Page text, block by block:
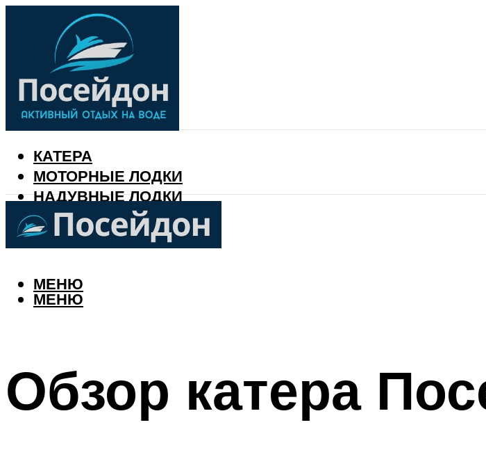
КАТЕРА
МОТОРНЫЕ ЛОДКИ
НАДУВНЫЕ ЛОДКИ
РЫБАЛКА
КАЛЕНДАРЬ РЫБАКА
МЕНЮ
МЕНЮ
Обзор катера